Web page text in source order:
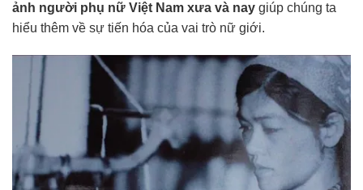
ảnh người phụ nữ Việt Nam xưa và nay giúp chúng ta
hiểu thêm về sự tiến hóa của vai trò nữ giới.